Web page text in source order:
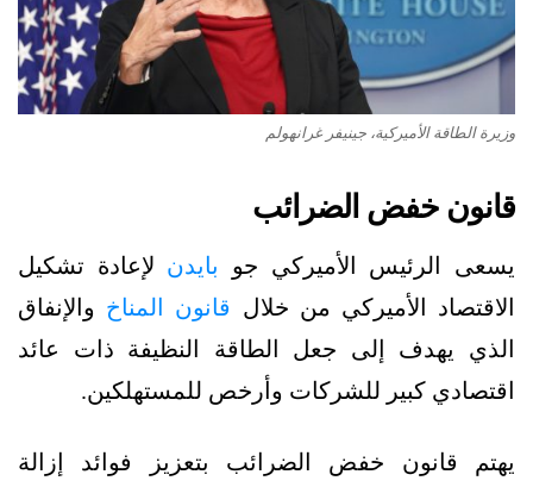
وزيرة الطاقة الأميركية، جينيفر غرانهولم
قانون خفض الضرائب
يسعى الرئيس الأميركي جو بايدن لإعادة تشكيل
الاقتصاد الأميركي من خلال قانون المناخ والإنفاق
الذي يهدف إلى جعل الطاقة النظيفة ذات عائد
اقتصادي كبير للشركات وأرخص للمستهلكين.
يهتم قانون خفض الضرائب بتعزيز فوائد إزالة